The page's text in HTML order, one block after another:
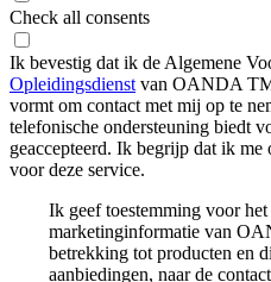
Check all consents
Ik bevestig dat ik de Algemene
Opleidingsdienst van OANDA
vormt om contact met mij op te
telefonische ondersteuning biedt
geaccepteerd. Ik begrijp dat ik
voor deze service.
Ik geef toestemming voor
marketinginformatie van
betrekking tot producten en
aanbiedingen, naar de